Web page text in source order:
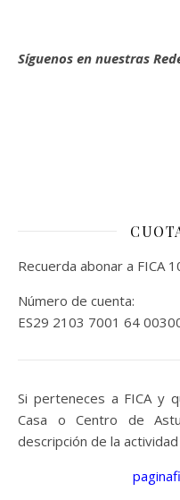
Síguenos en nuestras
Recuerda abonar a FICA
Número de cuenta:
ES29 2103 7001 64
Si perteneces a FICA y
Casa o Centro de
descripción de la actividad